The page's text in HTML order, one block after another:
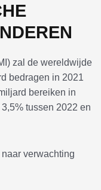
zal de wereldwijde
bedragen in 2021
bereiken in
tussen 2022 en
verwachting